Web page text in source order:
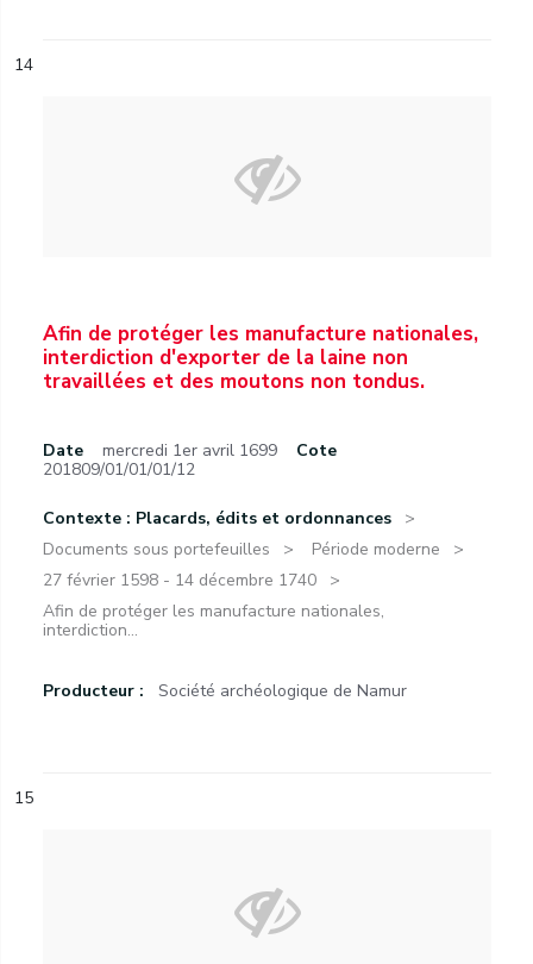
14
Afin de protéger les manufacture nationales,
interdiction d'exporter de la laine non
travaillées et des moutons non tondus.
Date mercredi 1er avril 1699
Cote
201809/01/01/01/12
Contexte : Placards, édits et ordonnances
Documents sous portefeuilles
Période moderne
27 février 1598 - 14 décembre 1740
Afin de protéger les manufacture nationales,
interdiction...
Producteur : Société archéologique de Namur
15